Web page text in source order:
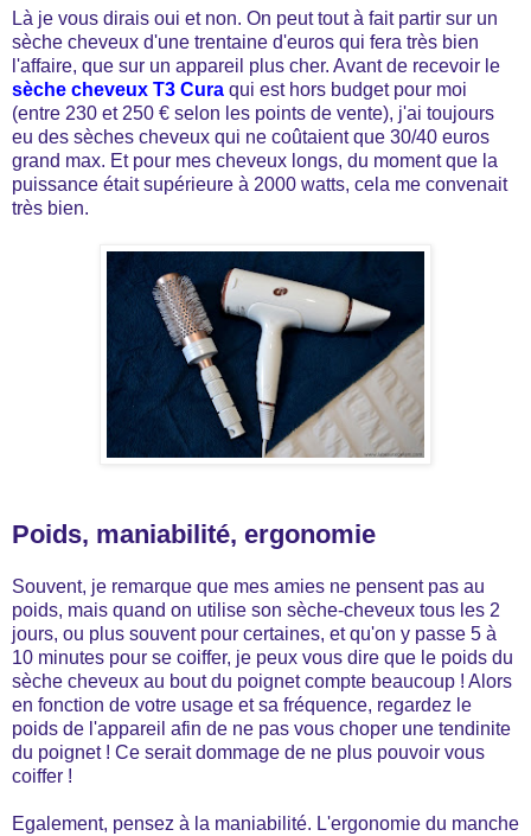
Là je vous dirais oui et non. On peut tout à fait partir sur un
sèche cheveux d'une trentaine d'euros qui fera très bien
l'affaire, que sur un appareil plus cher. Avant de recevoir le
sèche cheveux T3 Cura qui est hors budget pour moi
(entre 230 et 250 € selon les points de vente), j'ai toujours
eu des sèches cheveux qui ne coûtaient que 30/40 euros
grand max. Et pour mes cheveux longs, du moment que la
puissance était supérieure à 2000 watts, cela me convenait
très bien.
Poids, maniabilité, ergonomie
Souvent, je remarque que mes amies ne pensent pas au
poids, mais quand on utilise son sèche-cheveux tous les 2
jours, ou plus souvent pour certaines, et qu'on y passe 5 à
10 minutes pour se coiffer, je peux vous dire que le poids du
sèche cheveux au bout du poignet compte beaucoup ! Alors
en fonction de votre usage et sa fréquence, regardez le
poids de l'appareil afin de ne pas vous choper une tendinite
du poignet ! Ce serait dommage de ne plus pouvoir vous
coiffer !
Egalement, pensez à la maniabilité. L'ergonomie du manche